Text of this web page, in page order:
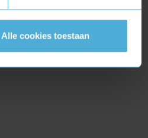
Alle cookies toestaan